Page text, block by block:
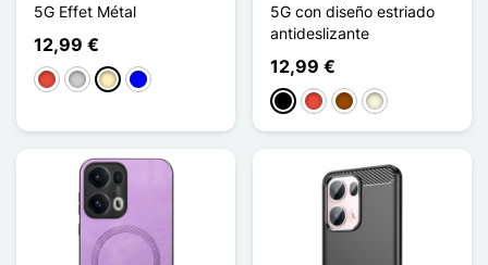
5G Effet Métal
12,99 €
RojoPlataOro Azul
5G con diseño estriado
antideslizante
12,99 €
NegroRojoMarrón
Beige